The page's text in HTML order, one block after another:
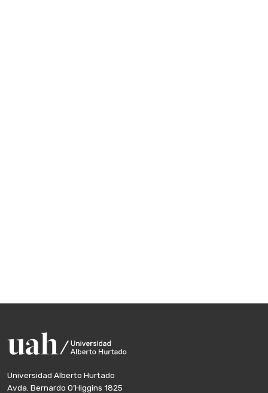
Universidad Alberto Hurtado
Avda. Bernardo O’Higgins 1825